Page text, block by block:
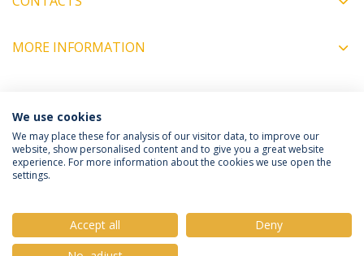
MORE INFORMATION
COORDINATORS
Política de Privacidade
Termos e Condições
We use cookies
We may place these for analysis of our visitor data, to improve our
website, show personalised content and to give you a great website
experience. For more information about the cookies we use open the
settings.
Accept all
Deny